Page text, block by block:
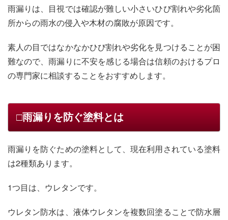
雨漏りは、目視では確認が難しい小さいひび割れや劣化箇
所からの雨水の侵入や木材の腐敗が原因です。
素人の目ではなかなかひび割れや劣化を見つけることが困
難なので、雨漏りに不安を感じる場合は信頼のおけるプロ
の専門家に相談することをおすすめします。
□雨漏りを防ぐ塗料とは
雨漏りを防ぐための塗料として、現在利用されている塗料
は2種類あります。
1つ目は、ウレタンです。
ウレタン防水は、液体ウレタンを複数回塗ることで防水層